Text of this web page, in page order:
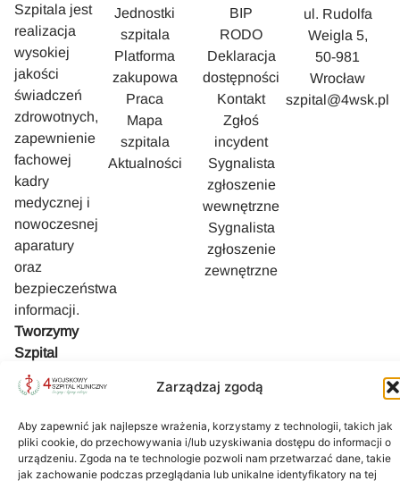
Zarządzaj zgodą
Aby zapewnić jak najlepsze wrażenia, korzystamy z technologii, takich jak
pliki cookie, do przechowywania i/lub uzyskiwania dostępu do informacji o
urządzeniu. Zgoda na te technologie pozwoli nam przetwarzać dane, takie
jak zachowanie podczas przeglądania lub unikalne identyfikatory na tej
Szpitala jest
realizacja
wysokiej
jakości
świadczeń
zdrowotnych,
zapewnienie
fachowej
kadry
medycznej i
nowoczesnej
aparatury
oraz
bezpieczeństwa
informacji.
Tworzymy
Szpital
bezpieczny i
przyjazny
Jednostki
szpitala
Platforma
zakupowa
Praca
Mapa
szpitala
Aktualności
BIP
RODO
Deklaracja
dostępności
Kontakt
Zgłoś
incydent
Sygnalista
zgłoszenie
wewnętrzne
Sygnalista
zgłoszenie
zewnętrzne
ul. Rudolfa
Weigla 5,
50-981
Wrocław
szpital@4wsk.pl